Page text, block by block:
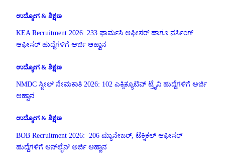
ಉದ್ಯೋಗ & ಶಿಕ್ಷಣ
KEA Recruitment 2026: 233 ಫಾರ್ಮಸಿ ಆಫೀಸರ್ ಹಾಗೂ ನರ್ಸಿಂಗ್
ಆಫೀಸರ್ ಹುದ್ದೆಗಳಿಗೆ ಅರ್ಜಿ ಆಹ್ವಾನ
ಉದ್ಯೋಗ & ಶಿಕ್ಷಣ
NMDC ಸ್ಟೀಲ್ ನೇಮಕಾತಿ 2026: 102 ಎಕ್ಸಿಕ್ಯೂಟಿವ್ ಟ್ರೈನಿ ಹುದ್ದೆಗಳಿಗೆ ಅರ್ಜಿ
ಆಹ್ವಾನ
ಉದ್ಯೋಗ & ಶಿಕ್ಷಣ
BOB Recruitment 2026: 206 ಮ್ಯಾನೇಜರ್, ಟೆಕ್ನಿಕಲ್ ಆಫೀಸರ್
ಹುದ್ದೆಗಳಿಗೆ ಆನ್‌ಲೈನ್ ಅರ್ಜಿ ಆಹ್ವಾನ